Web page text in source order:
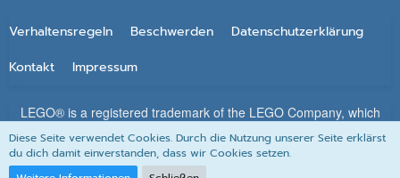
Verhaltensregeln Beschwerden
Datenschutzerklärung
Kontakt
Impressum
LEGO® is a registered trademark of the LEGO Company, which
does not sponsor, authorize or endorse this site. All other
trademarks, service marks, and copyrights are property of their
respective owners.
Diese Seite verwendet Cookies. Durch die Nutzung unserer Seite erklärst
du dich damit einverstanden, dass wir Cookies setzen.